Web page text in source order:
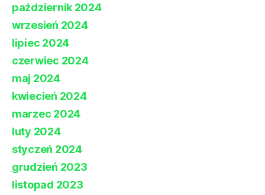
październik 2024
wrzesień 2024
lipiec 2024
czerwiec 2024
maj 2024
kwiecień 2024
marzec 2024
luty 2024
styczeń 2024
grudzień 2023
listopad 2023